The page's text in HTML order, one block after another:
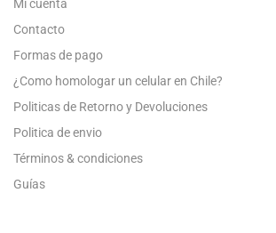
Mi cuenta
Contacto
Formas de pago
¿Como homologar un celular en Chile?
Politicas de Retorno y Devoluciones
Politica de envio
Términos & condiciones
Guías